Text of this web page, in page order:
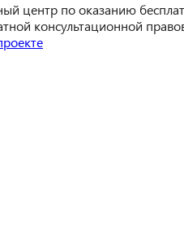
центр по оказанию
консультационной